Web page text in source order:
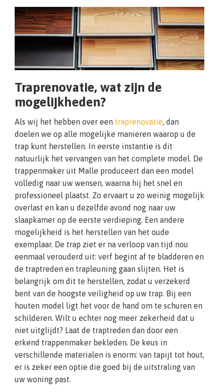
Traprenovatie, wat zijn de
mogelijkheden?
Als wij het hebben over een traprenovatie, dan
doelen we op alle mogelijke manieren waarop u de
trap kunt herstellen. In eerste instantie is dit
natuurlijk het vervangen van het complete model. De
trappenmaker uit Malle produceert dan een model
volledig naar uw wensen, waarna hij het snel en
professioneel plaatst. Zo ervaart u zo weinig mogelijk
overlast en kan u dezelfde avond nog naar uw
slaapkamer op de eerste verdieping. Een andere
mogelijkheid is het herstellen van het oude
exemplaar. De trap ziet er na verloop van tijd nou
eenmaal verouderd uit: verf begint af te bladderen en
de traptreden en trapleuning gaan slijten. Het is
belangrijk om dit te herstellen, zodat u verzekerd
bent van de hoogste veiligheid op uw trap. Bij een
houten model ligt het voor de hand om te schuren en
schilderen. Wilt u echter nog meer zekerheid dat u
niet uitglijdt? Laat de traptreden dan door een
erkend trappenmaker bekleden. De keus in
verschillende materialen is enorm: van tapijt tot hout,
er is zeker een optie die goed bij de uitstraling van
uw woning past.